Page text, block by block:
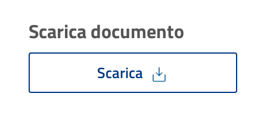
Scarica documento
Scarica